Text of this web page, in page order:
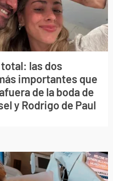
las dos
importantes que
de la boda de
y Rodrigo de Paul